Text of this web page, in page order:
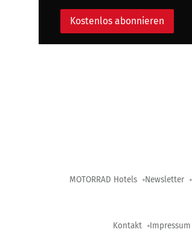
Kostenlos abonnieren
MOTORRAD Hotels Newsletter
Kontakt Impressum